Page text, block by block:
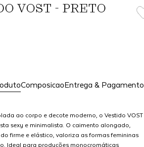
VOST - PRETO
ComposicaoEntrega & Pagamento
ao corpo e decote moderno, o Vestido VOST
sexy e minimalista. O caimento alongado,
firme e elástico, valoriza as formas femininas
Ideal para produções monocromáticas